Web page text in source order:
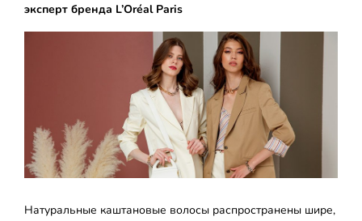
эксперт бренда L’Oréal Paris
Натуральные каштановые волосы распространены шире,